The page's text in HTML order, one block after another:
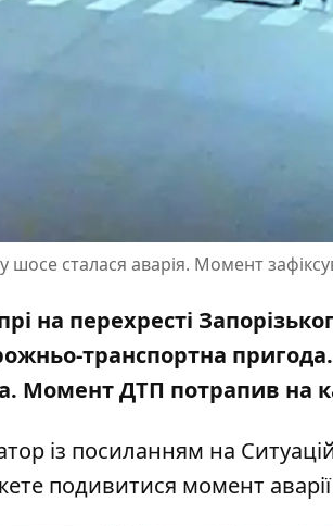
шосе сталася аварія. Момент
на перехресті
транспортна
Момент ДТП потрапив на
із посиланням на
подивитися момент